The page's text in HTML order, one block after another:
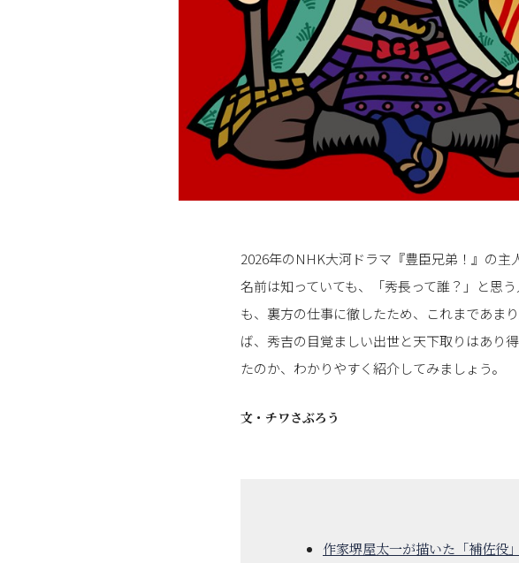
2026年のNHK大河ドラマ『豊臣兄弟！』の
名前は知っていても、「秀長って誰？」と思
も、裏方の仕事に徹したため、これまであま
ば、秀吉の目覚ましい出世と天下取りはあり
たのか、わかりやすく紹介してみましょう。
文・ チワさぶろう
作家堺屋太一が描いた「補佐役」